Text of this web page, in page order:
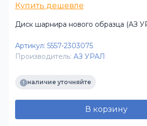
Купить дешевле
Диск шарнира нового образца (АЗ
Артикул: 5557-2303075
Производитель: АЗ УРАЛ
наличие уточняйте
В корзину